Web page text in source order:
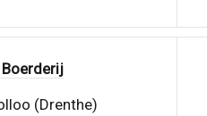
Boerderij
(Drenthe)